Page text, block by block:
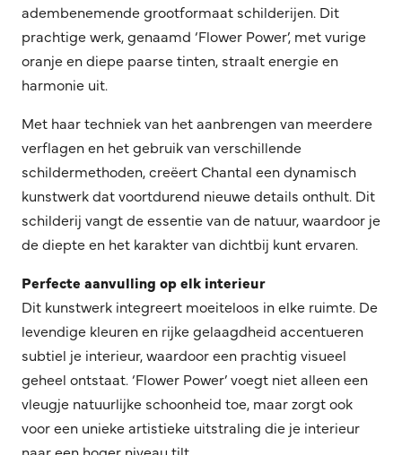
adembenemende grootformaat schilderijen. Dit
prachtige werk, genaamd ‘Flower Power’, met vurige
oranje en diepe paarse tinten, straalt energie en
harmonie uit.
Met haar techniek van het aanbrengen van meerdere
verflagen en het gebruik van verschillende
schildermethoden, creëert Chantal een dynamisch
kunstwerk dat voortdurend nieuwe details onthult. Dit
schilderij vangt de essentie van de natuur, waardoor je
de diepte en het karakter van dichtbij kunt ervaren.
Perfecte aanvulling op elk interieur
Dit kunstwerk integreert moeiteloos in elke ruimte. De
levendige kleuren en rijke gelaagdheid accentueren
subtiel je interieur, waardoor een prachtig visueel
geheel ontstaat. ‘Flower Power’ voegt niet alleen een
vleugje natuurlijke schoonheid toe, maar zorgt ook
voor een unieke artistieke uitstraling die je interieur